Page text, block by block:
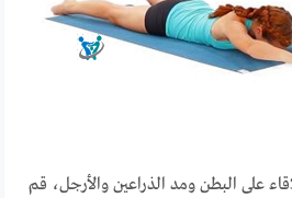
على البطن ومد الذراعين والأرجل، قم